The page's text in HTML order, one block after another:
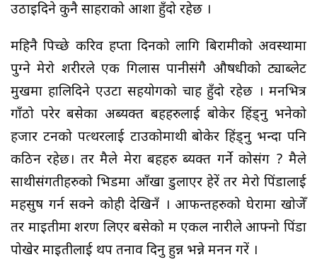
उठाइदिने कुनै साहराको आशा हुँदो रहेछ ।
महिनै पिच्छे करिव हप्ता दिनको लागि बिरामीको अवस्थामा
पुग्ने मेरो शरीरले एक गिलास पानीसंगै औषधीको ट्याब्लेट
मुखमा हालिदिने एउटा सहयोगको चाह हुँदो रहेछ । मनभित्र
गाँठो परेर बसेका अब्यक्त बहहरुलाई बोकेर हिंड्नु भनेको
हजार टनको पत्थरलाई टाउकोमाथी बोकेर हिंड्नु भन्दा पनि
कठिन रहेछ। तर मैले मेरा बहहरु ब्यक्त गर्ने कोसंग ? मैले
साथीसंगतीहरुको भिडमा आँखा डुलाएर हेरें तर मेरो पिंडालाई
महसुष गर्न सक्ने कोही देखिनँ । आफन्तहरुको घेरामा खोजेँ
तर माइतीमा शरण लिएर बसेको म एकल नारीले आफ्नो पिंडा
पोखेर माइतीलाई थप तनाव दिनु हुन्न भन्ने मनन गरें ।